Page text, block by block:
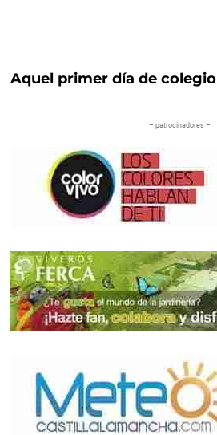
Aquel primer día de colegio
– patrocinadores –